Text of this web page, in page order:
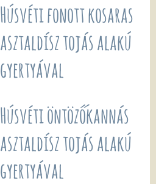
Húsvéti fonott kosaras
asztaldísz tojás alakú
gyertyával
Húsvéti öntözőkannás
asztaldísz tojás alakú
gyertyával